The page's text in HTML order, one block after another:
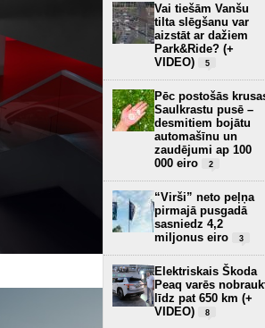
Vai tiešām Vanšu
tilta slēgšanu var
aizstāt ar dažiem
Park&Ride? (+
VIDEO)
5
Pēc postošās
Saulkrastu pusē –
desmitiem bojātu
automašīnu un
zaudējumi ap 100
000 eiro
2
“Virši” neto peļņa
pirmajā pusgadā
sasniedz 4,2
miljonus eiro
3
Elektriskais Škoda
Peaq varēs
līdz pat 650 km (+
VIDEO)
8